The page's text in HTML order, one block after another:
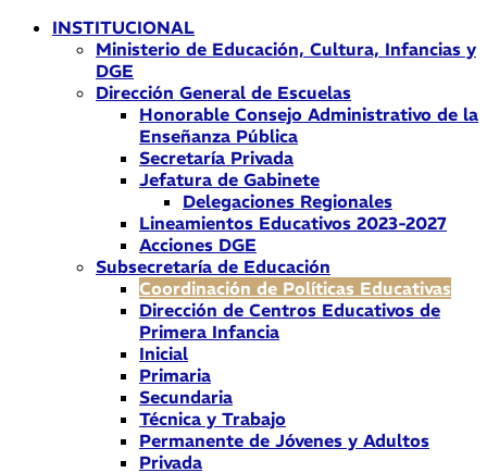
INSTITUCIONAL
Ministerio de Educación, Cultura, Infancias y
DGE
Dirección General de Escuelas
Honorable Consejo Administrativo de la
Enseñanza Pública
Secretaría Privada
Jefatura de Gabinete
Delegaciones Regionales
Lineamientos Educativos 2023-2027
Acciones DGE
Subsecretaría de Educación
Coordinación de Políticas Educativas
Dirección de Centros Educativos de
Primera Infancia
Inicial
Primaria
Secundaria
Técnica y Trabajo
Permanente de Jóvenes y Adultos
Privada